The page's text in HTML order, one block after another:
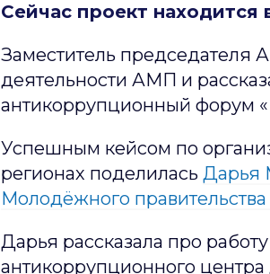
Сейчас проект находится
Заместитель председателя
деятельности АМП и
антикоррупционный форум
Успешным кейсом по
регионах поделилась Дарья
Молодёжного
Дарья рассказала про
антикоррупционного